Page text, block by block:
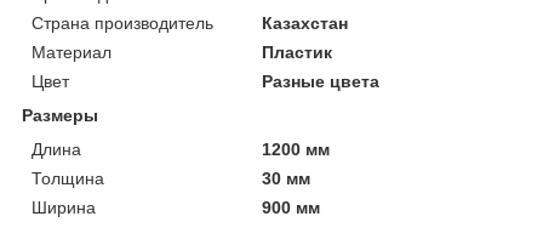
Страна производитель
Казахстан
Материал
Пластик
Цвет
Разные цвета
Размеры
Длина
1200 мм
Толщина
30 мм
Ширина
900 мм